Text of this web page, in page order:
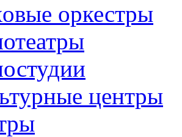
оркестры
центры